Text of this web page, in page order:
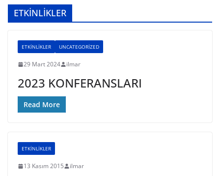
ETKİNLİKLER
ETKİNLİKLER UNCATEGORIZED
29 Mart 2024 ilmar
2023 KONFERANSLARI
Read More
ETKİNLİKLER
13 Kasım 2015 ilmar